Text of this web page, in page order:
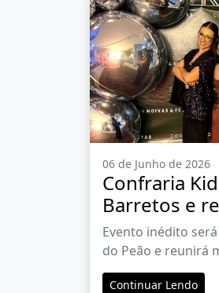
06 de Junho de 2026
Confraria
Barretos e
empresas
infantil no
Evento inédito
do Peão e reunirá
segmento infantil
Continuar Lendo